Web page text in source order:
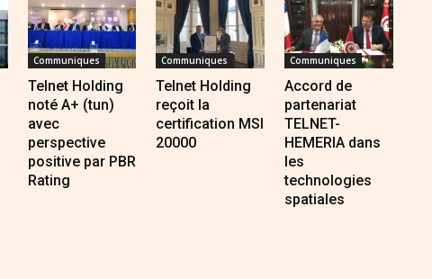
Communiques
Telnet Holding
noté A+ (tun)
avec
perspective
positive par PBR
Rating
Communiques
Telnet Holding
reçoit la
certification MSI
20000
Communiques
Accord de
partenariat
TELNET-
HEMERIA dans
les
technologies
spatiales